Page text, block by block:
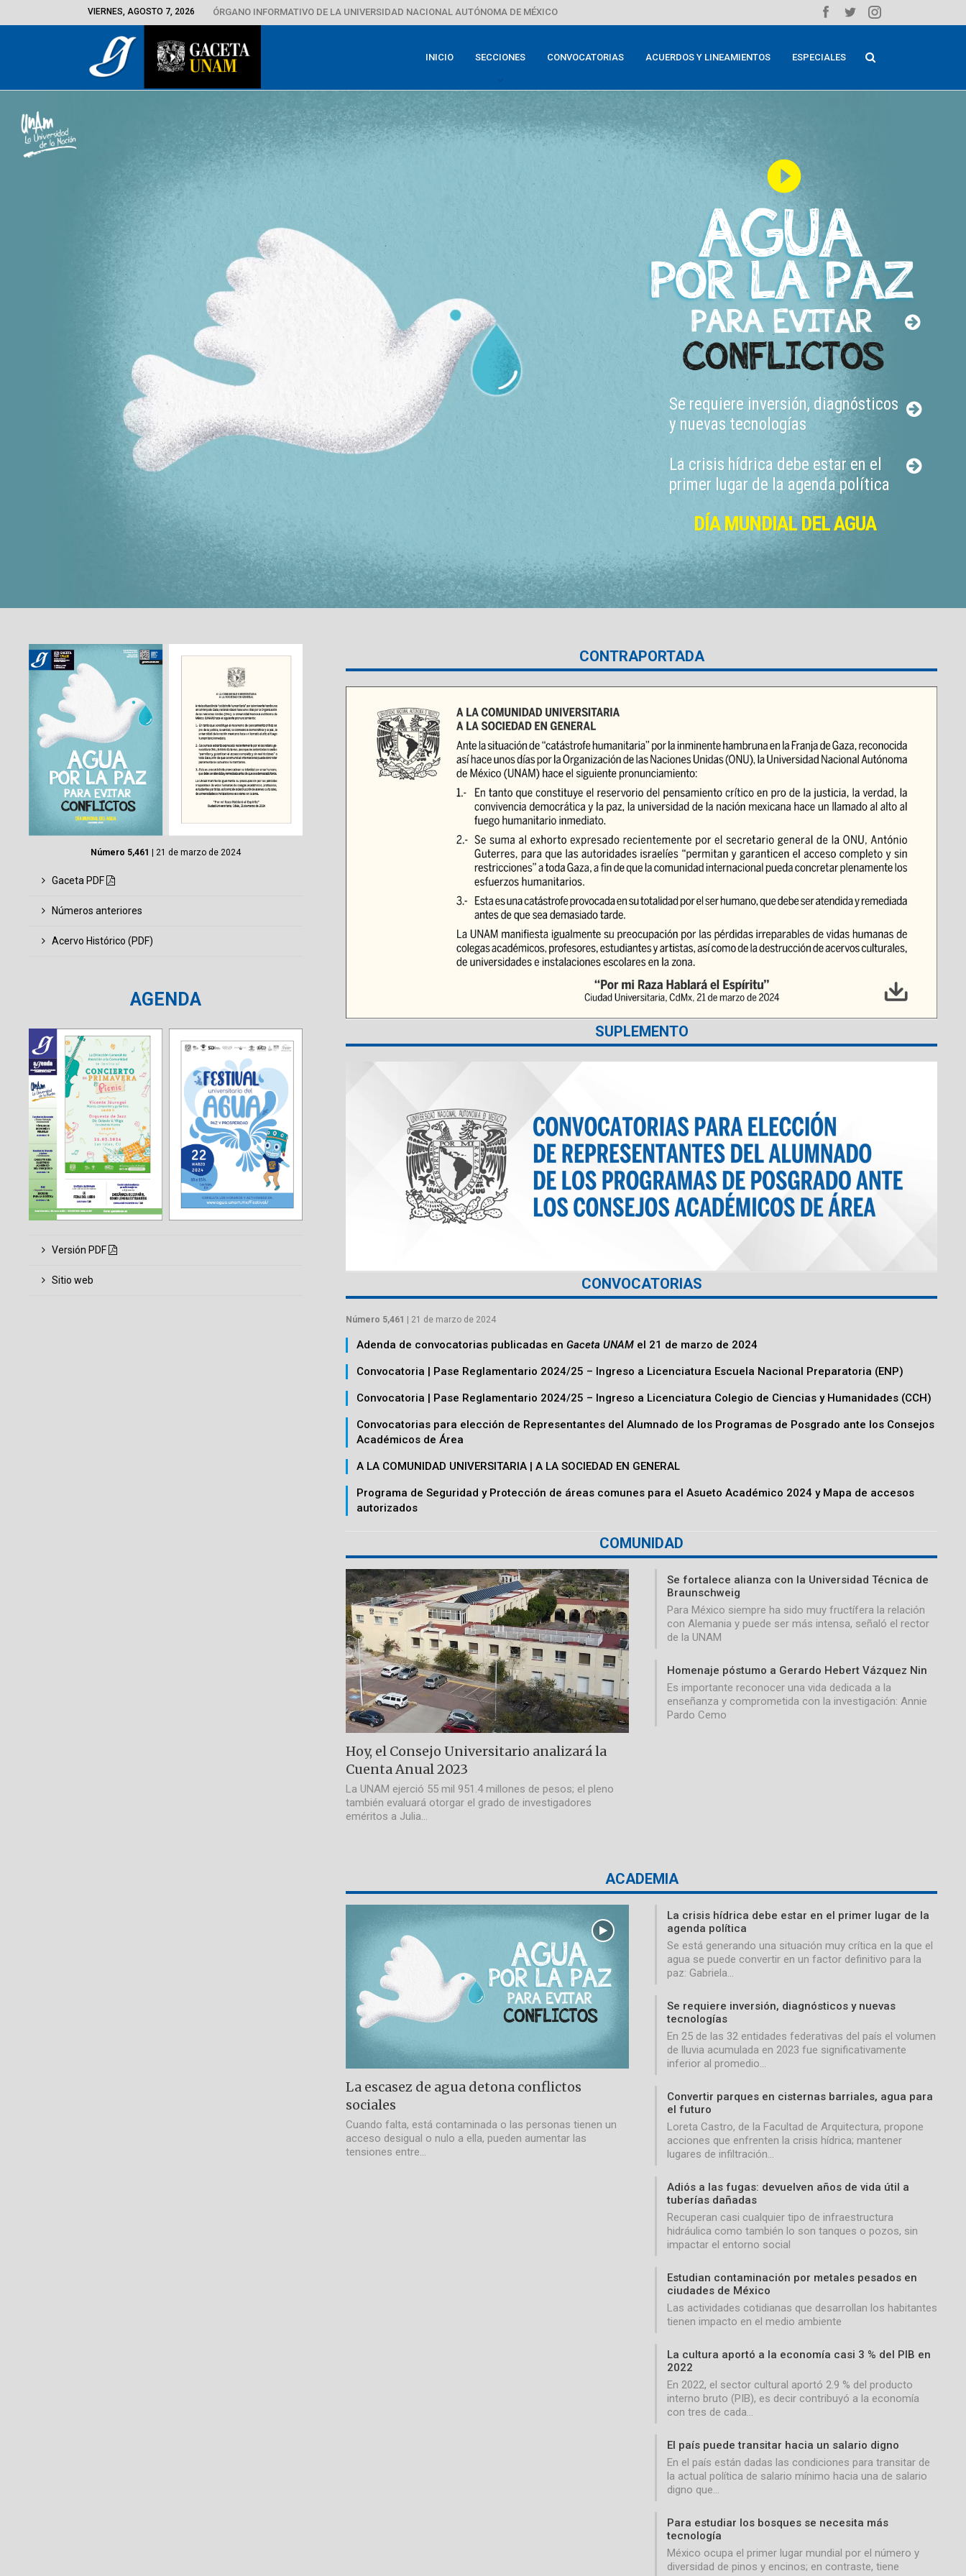
VIERNES, AGOSTO 7, 2026 ÓRGANO INFORMATIVO DE LA UNIVERSIDAD NACIONAL AUTÓNOMA DE MÉXICO
INICIO SECCIONES CONVOCATORIAS ACUERDOS Y LINEAMIENTOS ESPECIALES
play_circle_filled
DÍA MUNDIAL DEL AGUA
Se requiere inversión, diagnósticos
y nuevas tecnologías
La crisis hídrica debe estar en el
primer lugar de la agenda política
Número 5,461 | 21 de marzo de 2024
Gaceta PDF
Números anteriores
Acervo Histórico (PDF)
AGENDA
Versión PDF
Sitio web
CONTRAPORTADA
SUPLEMENTO
CONVOCATORIAS
Número 5,461 | 21 de marzo de 2024
Adenda de convocatorias publicadas enGaceta UNAM el 21 de marzo de 2024
Convocatoria | Pase Reglamentario 2024/25 – Ingreso a Licenciatura Escuela Nacional Preparatoria (ENP)
Convocatoria | Pase Reglamentario 2024/25 – Ingreso a Licenciatura Colegio de Ciencias y Humanidades (CCH)
Convocatorias para elección de Representantes del Alumnado de los Programas de Posgrado ante los Consejos
Académicos de Área
A LA COMUNIDAD UNIVERSITARIA | A LA SOCIEDAD EN GENERAL
Programa de Seguridad y Protección de áreas comunes para el Asueto Académico 2024 y Mapa de accesos
autorizados
COMUNIDAD
Hoy, el Consejo Universitario analizará la
Cuenta Anual 2023
La UNAM ejerció 55 mil 951.4 millones de pesos; el pleno
también evaluará otorgar el grado de investigadores
eméritos a Julia…
Se fortalece alianza con la Universidad Técnica de
Braunschweig
Para México siempre ha sido muy fructífera la relación
con Alemania y puede ser más intensa, señaló el rector
de la UNAM
Homenaje póstumo a Gerardo Hebert Vázquez Nin
Es importante reconocer una vida dedicada a la
enseñanza y comprometida con la investigación: Annie
Pardo Cemo
ACADEMIA
La escasez de agua detona conflictos
sociales
Cuando falta, está contaminada o las personas tienen un
acceso desigual o nulo a ella, pueden aumentar las
tensiones entre…
La crisis hídrica debe estar en el primer lugar de la
agenda política
Se está generando una situación muy crítica en la que el
agua se puede convertir en un factor definitivo para la
paz: Gabriela…
Se requiere inversión, diagnósticos y nuevas
tecnologías
En 25 de las 32 entidades federativas del país el volumen
de lluvia acumulada en 2023 fue significativamente
inferior al promedio…
Convertir parques en cisternas barriales, agua para
el futuro
Loreta Castro, de la Facultad de Arquitectura, propone
acciones que enfrenten la crisis hídrica; mantener
lugares de infiltración…
Adiós a las fugas: devuelven años de vida útil a
tuberías dañadas
Recuperan casi cualquier tipo de infraestructura
hidráulica como también lo son tanques o pozos, sin
impactar el entorno social
Estudian contaminación por metales pesados en
ciudades de México
Las actividades cotidianas que desarrollan los habitantes
tienen impacto en el medio ambiente
La cultura aportó a la economía casi 3 % del PIB en
2022
En 2022, el sector cultural aportó 2.9 % del producto
interno bruto (PIB), es decir contribuyó a la economía
con tres de cada…
El país puede transitar hacia un salario digno
En el país están dadas las condiciones para transitar de
la actual política de salario mínimo hacia una de salario
digno que…
Para estudiar los bosques se necesita más
tecnología
México ocupa el primer lugar mundial por el número y
diversidad de pinos y encinos; en contraste, tiene